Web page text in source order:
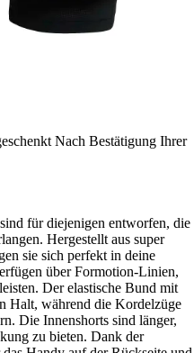
Nach Bestätigung Ihrer
für diejenigen entworfen, die
Hergestellt aus super
sie sich perfekt in deine
über Formotion-Linien,
Der elastische Bund mit
Halt, während die Kordelzüge
Die Innenshorts sind länger,
zu bieten. Dank der